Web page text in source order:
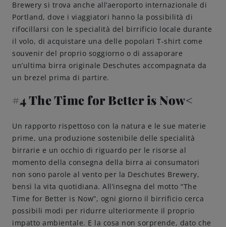
Brewery si trova anche all’aeroporto internazionale di
Portland, dove i viaggiatori hanno la possibilità di
rifocillarsi con le specialità del birrificio locale durante
il volo, di acquistare una delle popolari T-shirt come
souvenir del proprio soggiorno o di assaporare
un’ultima birra originale Deschutes accompagnata da
un brezel prima di partire.
#4 The Time for Better is Now<
Un rapporto rispettoso con la natura e le sue materie
prime, una produzione sostenibile delle specialità
birrarie e un occhio di riguardo per le risorse al
momento della consegna della birra ai consumatori
non sono parole al vento per la Deschutes Brewery,
bensì la vita quotidiana. All’insegna del motto “The
Time for Better is Now”, ogni giorno il birrificio cerca
possibili modi per ridurre ulteriormente il proprio
impatto ambientale. E la cosa non sorprende, dato che